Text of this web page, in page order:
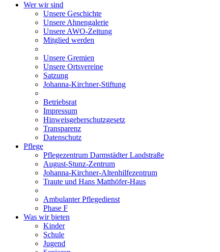
Wer wir sind
Unsere Geschichte
Unsere Ahnengalerie
Unsere AWO-Zeitung
Mitglied werden
Unsere Gremien
Unsere Ortsvereine
Satzung
Johanna-Kirchner-Stiftung
Betriebsrat
Impressum
Hinweisgeberschutzgesetz
Transparenz
Datenschutz
Pflege
Pflegezentrum Darmstädter Landstraße
August-Stunz-Zentrum
Johanna-Kirchner-Altenhilfezentrum
Traute und Hans Matthöfer-Haus
Ambulanter Pflegedienst
Phase F
Was wir bieten
Kinder
Schule
Jugend